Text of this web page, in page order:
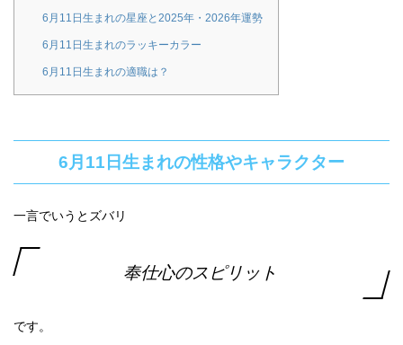
6月11日生まれの星座と2025年・2026年運勢
6月11日生まれのラッキーカラー
6月11日生まれの適職は？
6月11日生まれの性格やキャラクター
一言でいうとズバリ
奉仕心のスピリット
です。